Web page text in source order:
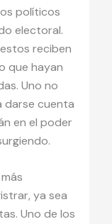
políticos
electoral.
reciben
que hayan
Uno no
darse cuenta
en el poder
ya sea
Uno de los